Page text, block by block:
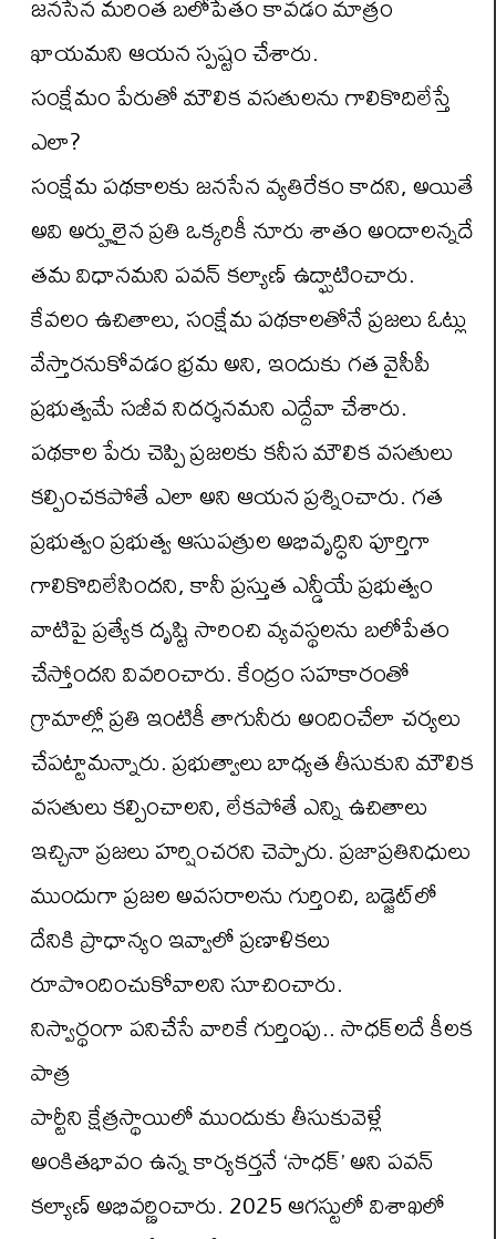
ఖాయమని ఆయన స్పష్టం చేశారు.
సంక్షేమం పేరుతో మౌలిక వసతులను గాలికొదిలేస్తే
ఎలా?
సంక్షేమ పథకాలకు జనసేన వ్యతిరేకం కాదని, అయితే
అవి అర్హులైన ప్రతి ఒక్కరికీ నూరు శాతం అందాలన్నదే
తమ విధానమని పవన్ కల్యాణ్ ఉద్ఘాటించారు.
కేవలం ఉచితాలు, సంక్షేమ పథకాలతోనే ప్రజలు ఓట్లు
వేస్తారనుకోవడం భ్రమ అని, ఇందుకు గత వైసీపీ
ప్రభుత్వమే సజీవ నిదర్శనమని ఎద్దేవా చేశారు.
పథకాల పేరు చెప్పి ప్రజలకు కనీస మౌలిక వసతులు
కల్పించకపోతే ఎలా అని ఆయన ప్రశ్నించారు. గత
ప్రభుత్వం ప్రభుత్వ ఆసుపత్రుల అభివృద్ధిని పూర్తిగా
గాలికొదిలేసిందని, కానీ ప్రస్తుత ఎన్డీయే ప్రభుత్వం
వాటిపై ప్రత్యేక దృష్టి సారించి వ్యవస్థలను బలోపేతం
చేస్తోందని వివరించారు. కేంద్రం సహకారంతో
గ్రామాల్లో ప్రతి ఇంటికీ తాగునీరు అందించేలా చర్యలు
చేపట్టామన్నారు. ప్రభుత్వాలు బాధ్యత తీసుకుని మౌలిక
వసతులు కల్పించాలని, లేకపోతే ఎన్ని ఉచితాలు
ఇచ్చినా ప్రజలు హర్షించరని చెప్పారు. ప్రజాప్రతినిధులు
ముందుగా ప్రజల అవసరాలను గుర్తించి, బడ్జెట్‌లో
దేనికి ప్రాధాన్యం ఇవ్వాలో ప్రణాళికలు
రూపొందించుకోవాలని సూచించారు.
నిస్వార్థంగా పనిచేసే వారికే గుర్తింపు.. సాధక్‌లదే కీలక
పాత్ర
పార్టీని క్షేత్రస్థాయిలో ముందుకు తీసుకువెళ్లే
అంకితభావం ఉన్న కార్యకర్తనే ‘సాధక్’ అని పవన్
కల్యాణ్ అభివర్ణించారు. 2025 ఆగస్టులో విశాఖలో